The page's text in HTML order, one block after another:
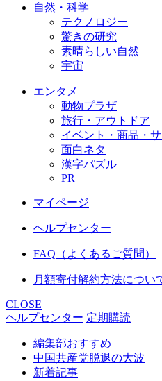
自然・科学
テクノロジー
驚きの研究
素晴らしい自然
宇宙
エンタメ
動物プラザ
旅行・アウトドア
イベント・商品・
面白ネタ
漢字パズル
PR
マイページ
ヘルプセンター
FAQ（よくあるご質問）
月額寄付解約方法につい
CLOSE
ヘルプセンター 定期購読
編集部おすすめ
中国共産党脱退の大波
新着記事